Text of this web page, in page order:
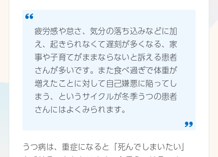
疲労感や怠さ、気分の落ち込みなどに加
え、起きられなくて遅刻が多くなる、家
事や子育てがままならないと訴える患者
さんが多いです。また食べ過ぎで体重が
増えたことに対して自己嫌悪に陥ってし
まう、というサイクルが冬季うつの患者
さんにはよくみられます。
うつ病は、重症になると「死んでしまいたい」